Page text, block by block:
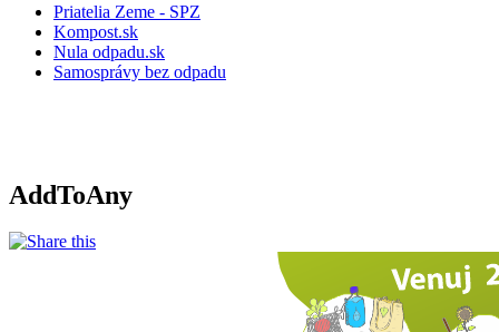
Priatelia Zeme - SPZ
Kompost.sk
Nula odpadu.sk
Samosprávy bez odpadu
AddToAny